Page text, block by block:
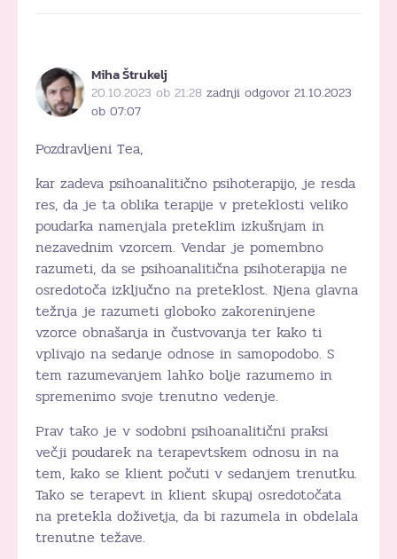
Miha Štrukelj
20.10.2023 ob 21:28 zadnji odgovor 21.10.2023
ob 07:07
Pozdravljeni Tea,
kar zadeva psihoanalitično psihoterapijo, je resda
res, da je ta oblika terapije v preteklosti veliko
poudarka namenjala preteklim izkušnjam in
nezavednim vzorcem. Vendar je pomembno
razumeti, da se psihoanalitična psihoterapija ne
osredotoča izključno na preteklost. Njena glavna
težnja je razumeti globoko zakoreninjene
vzorce obnašanja in čustvovanja ter kako ti
vplivajo na sedanje odnose in samopodobo. S
tem razumevanjem lahko bolje razumemo in
spremenimo svoje trenutno vedenje.
Prav tako je v sodobni psihoanalitični praksi
večji poudarek na terapevtskem odnosu in na
tem, kako se klient počuti v sedanjem trenutku.
Tako se terapevt in klient skupaj osredotočata
na pretekla doživetja, da bi razumela in obdelala
trenutne težave.